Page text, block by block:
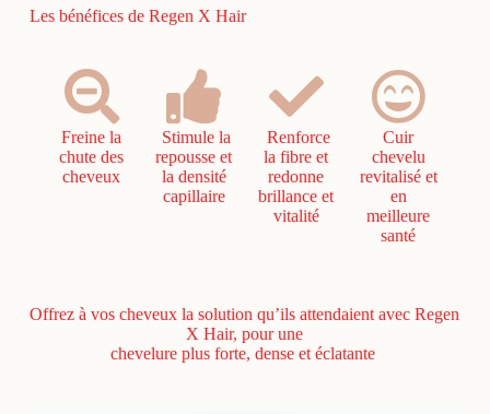
Les bénéfices de Regen X Hair
Freine la
chute des
cheveux
Stimule la
repousse et
la densité
capillaire
Renforce
la fibre et
redonne
brillance et
vitalité
Cuir
chevelu
revitalisé et
en
meilleure
santé
Offrez à vos cheveux la solution qu’ils attendaient avec Regen
X Hair, pour une
chevelure plus forte, dense et éclatante